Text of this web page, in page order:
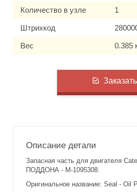
Количество в узле 1
Штрихкод
Вес 0.385
Заказать
Описание детали
Запасная часть для двигателя
ПОДДОНА - M-1095308.
Оригинальное название: Seal - Oil